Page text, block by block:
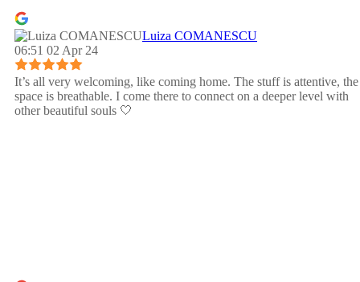
Luiza COMANESCU
06:51 02 Apr 24
It’s all very welcoming, like coming home. The stuff is attentive, the
space is breathable. I come there to connect on a deeper level with
other beautiful souls 🤍